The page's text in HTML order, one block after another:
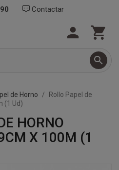
Contactar

 
de Horno
Rollo Papel de
(1 Ud)
HORNO
X 100M (1